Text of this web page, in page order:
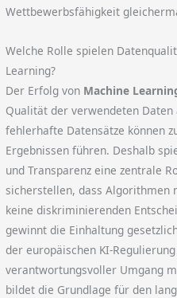
Wettbewerbsfähigkeit
Welche Rolle spielen
Learning?
Der Erfolg von Machine
Qualität der verwendeten
fehlerhafte Datensätze können
Ergebnissen führen. Deshalb
und Transparenz eine zentrale
sicherstellen, dass Algorithmen
keine diskriminierenden
gewinnt die Einhaltung
der europäischen KI-
verantwortungsvoller Umgang
bildet die Grundlage für den